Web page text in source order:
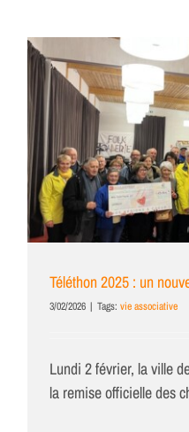
Téléthon 2025 : un
3/02/2026 | Tags: vie associative
Lundi 2 février, la ville
la remise officielle des